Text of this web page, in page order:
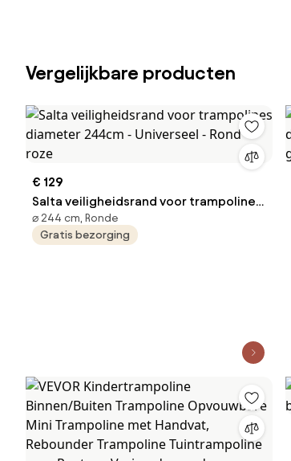
Vergelijkbare producten
€ 129
Salta veiligheidsrand voor trampolines
diameter 244cm - Universeel - Rond -
roze
⌀ 244 cm, Ronde
Gratis bezorging